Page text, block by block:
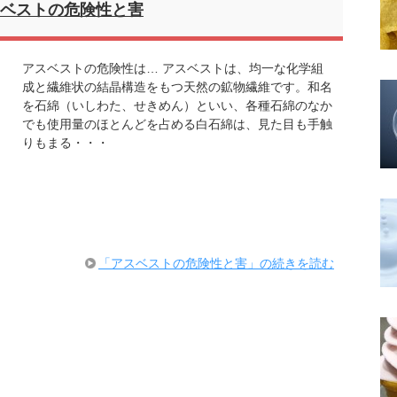
ストの危険性と害
アスベストの危険性は… アスベストは、均一な化学組
成と繊維状の結晶構造をもつ天然の鉱物繊維です。和名
を石綿（いしわた、せきめん）といい、各種石綿のなか
でも使用量のほとんどを占める白石綿は、見た目も手触
りもまる・・・
「アスベストの危険性と害」の続きを読む